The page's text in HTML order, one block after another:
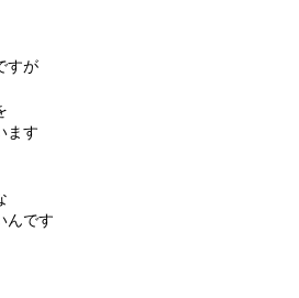
すが
ます
んです